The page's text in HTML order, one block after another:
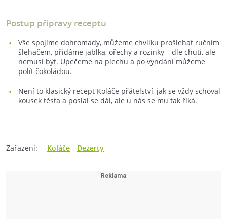
Postup přípravy receptu
Vše spojíme dohromady, můžeme chvilku prošlehat ručním
šlehačem, přidáme jablka, ořechy a rozinky – dle chuti, ale
nemusí být. Upečeme na plechu a po vyndání můžeme
polít čokoládou.
Není to klasický recept Koláče přátelství, jak se vždy schoval
kousek těsta a poslal se dál, ale u nás se mu tak říká.
Zařazení: Koláče Dezerty